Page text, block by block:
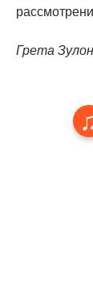
Грета